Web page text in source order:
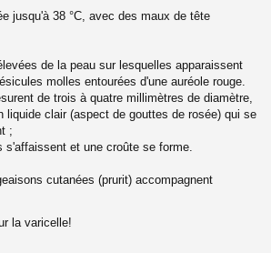
jusqu'à 38 °C, avec des maux de tête
de la peau sur lesquelles apparaissent
molles entourées d'une auréole rouge.
de trois à quatre millimètres de diamètre,
liquide clair (aspect de gouttes de rosée) qui se
;
et une croûte se forme.
cutanées (prurit) accompagnent
la varicelle!